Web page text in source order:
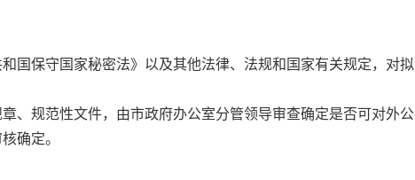
保守国家秘密法》以及其他法律、法规和国家有关规定，对拟
规范性文件，由市政府办公室分管领导审查确定是否可对外
确定。